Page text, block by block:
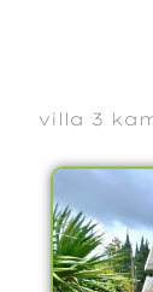
villa 3